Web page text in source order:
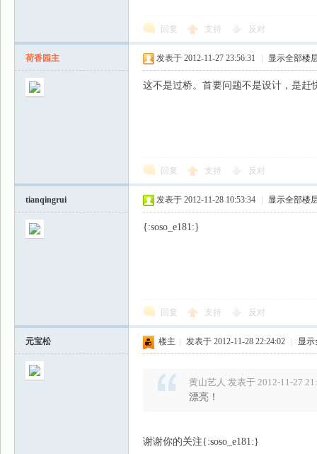
回复 支持 反对
荷香园主 发表于 2012-11-27 23:56:31 显示全部楼
这不是过桥。首要问题不是设计，是赶
回复 支持 反对
tianqingrui 发表于 2012-11-28 10:53:34 显示全部楼
{:soso_e181:}
回复 支持 反对
元宝松 楼主 发表于 2012-11-28 22:24:02 显
黄山艺人 发表于 2012-11-27
漂亮！
谢谢你的关注{:soso_e181:}